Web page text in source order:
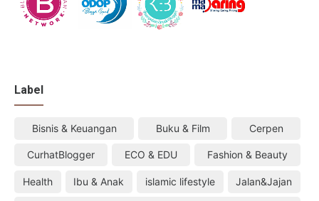
Label
Bisnis & Keuangan Buku & Film Cerpen
CurhatBlogger ECO & EDU Fashion & Beauty
Health Ibu & Anak islamic lifestyle Jalan&Jajan